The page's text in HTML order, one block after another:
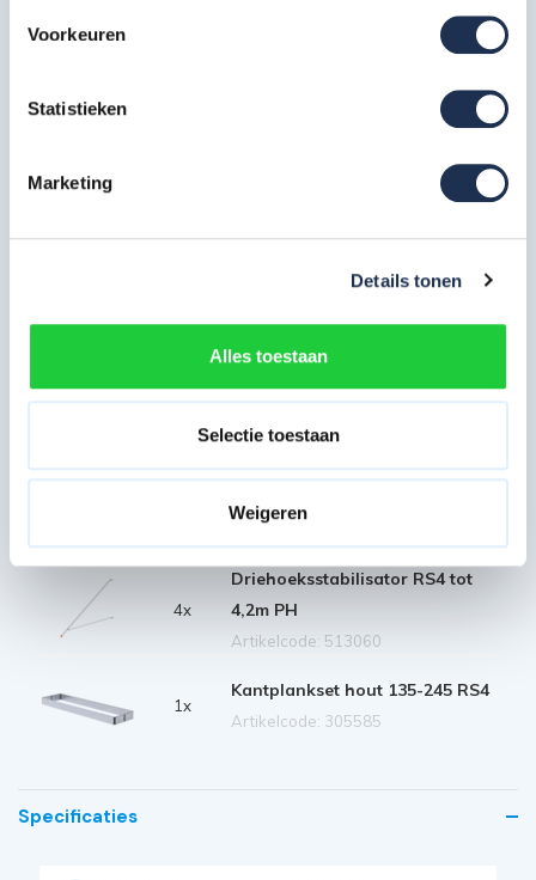
Voorkeuren
Statistieken
Marketing
Details tonen
Alles toestaan
Selectie toestaan
Weigeren
Wielstaander met wiel 200 mm
Platform hout 245 met luik RS4
1x
RS4
Artikelcode: 305120
2x
Diagonaalschoor 245 RS
Artikelcode: 303716
Artikelcode: 303706
4x
Driehoeksstabilisator RS4 tot
4,2m PH
Artikelcode: 513060
1x
Kantplankset hout 135-245 RS4
Artikelcode: 305585
Specificaties